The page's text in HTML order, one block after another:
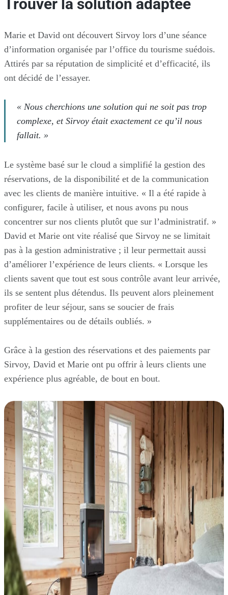
Trouver la solution adaptée
Marie et David ont découvert Sirvoy lors d’une séance
d’information organisée par l’office du tourisme suédois.
Attirés par sa réputation de simplicité et d’efficacité, ils
ont décidé de l’essayer.
« Nous cherchions une solution qui ne soit pas trop
complexe, et Sirvoy était exactement ce qu’il nous
fallait. »
Le système basé sur le cloud a simplifié la gestion des
réservations, de la disponibilité et de la communication
avec les clients de manière intuitive. « Il a été rapide à
configurer, facile à utiliser, et nous avons pu nous
concentrer sur nos clients plutôt que sur l’administratif. »
David et Marie ont vite réalisé que Sirvoy ne se limitait
pas à la gestion administrative ; il leur permettait aussi
d’améliorer l’expérience de leurs clients. « Lorsque les
clients savent que tout est sous contrôle avant leur arrivée,
ils se sentent plus détendus. Ils peuvent alors pleinement
profiter de leur séjour, sans se soucier de frais
supplémentaires ou de détails oubliés. »
Grâce à la gestion des réservations et des paiements par
Sirvoy, David et Marie ont pu offrir à leurs clients une
expérience plus agréable, de bout en bout.